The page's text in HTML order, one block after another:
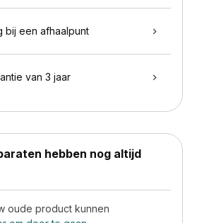
bij een afhaalpunt
van 3 jaar
hebben nog altijd
oude product kunnen